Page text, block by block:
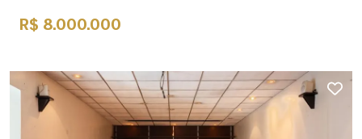
R$ 8.000.000